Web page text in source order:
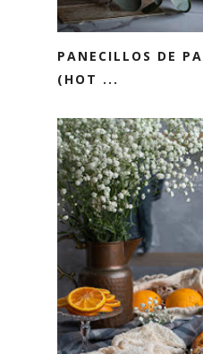
PANECILLOS DE
(HOT ...